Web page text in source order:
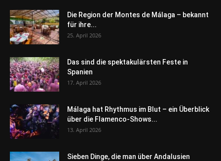
Die Region der Montes de Málaga – bekannt
für ihre...
25. April 2026
Das sind die spektakulärsten Feste in
Spanien
17. April 2026
Málaga hat Rhythmus im Blut – ein Überblick
über die Flamenco-Shows...
13. April 2026
Sieben Dinge, die man über Andalusien